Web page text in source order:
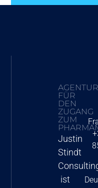
AGENTUR
FÜR
DEN
ZUGANG
ZUM
Justin
Stindt
ist